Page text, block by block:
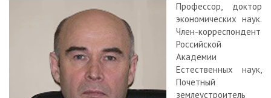
Профессор, доктор
экономических наук.
Член-корреспондент
Российской
Академии
Естественных наук,
Почетный
землеустроитель